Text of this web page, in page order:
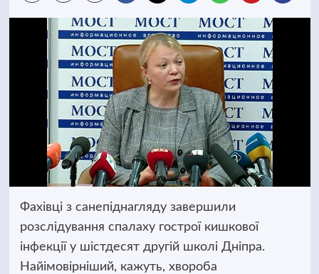
Фахівці з санепіднагляду завершили
розслідування спалаху гострої кишкової
інфекції у шістдесят другій школі Дніпра.
Найімовірніший, кажуть, хвороба